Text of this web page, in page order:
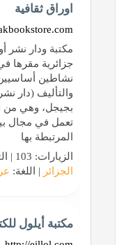
اوراق ثقافية
مكتبة ودار نشر
جزائرية مقرها
نشاطين
والتأليف (دار
بجيجل، وهي من
تعمل في مجال
المرتبطة بها
الزيارات: 103 | التقييم: 0 | المقيّمين: 0 | الدولة:
الجزائر | اللغة:
مكتبة أيلول